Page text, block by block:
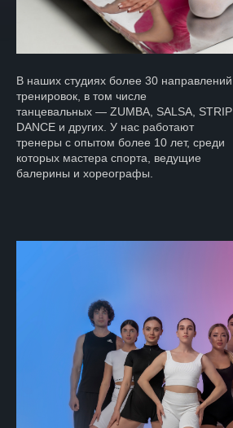
В наших студиях более 30 направлений
тренировок, в том числе
танцевальных — ZUMBA, SALSA, STRIP
DANCE и других. У нас работают
тренеры с опытом более 10 лет, среди
которых мастера спорта, ведущие
балерины и хореографы.